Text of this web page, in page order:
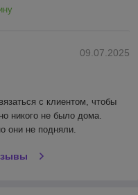
09.07.2025
с клиентом, чтобы
никого не было дома.
они не подняли.